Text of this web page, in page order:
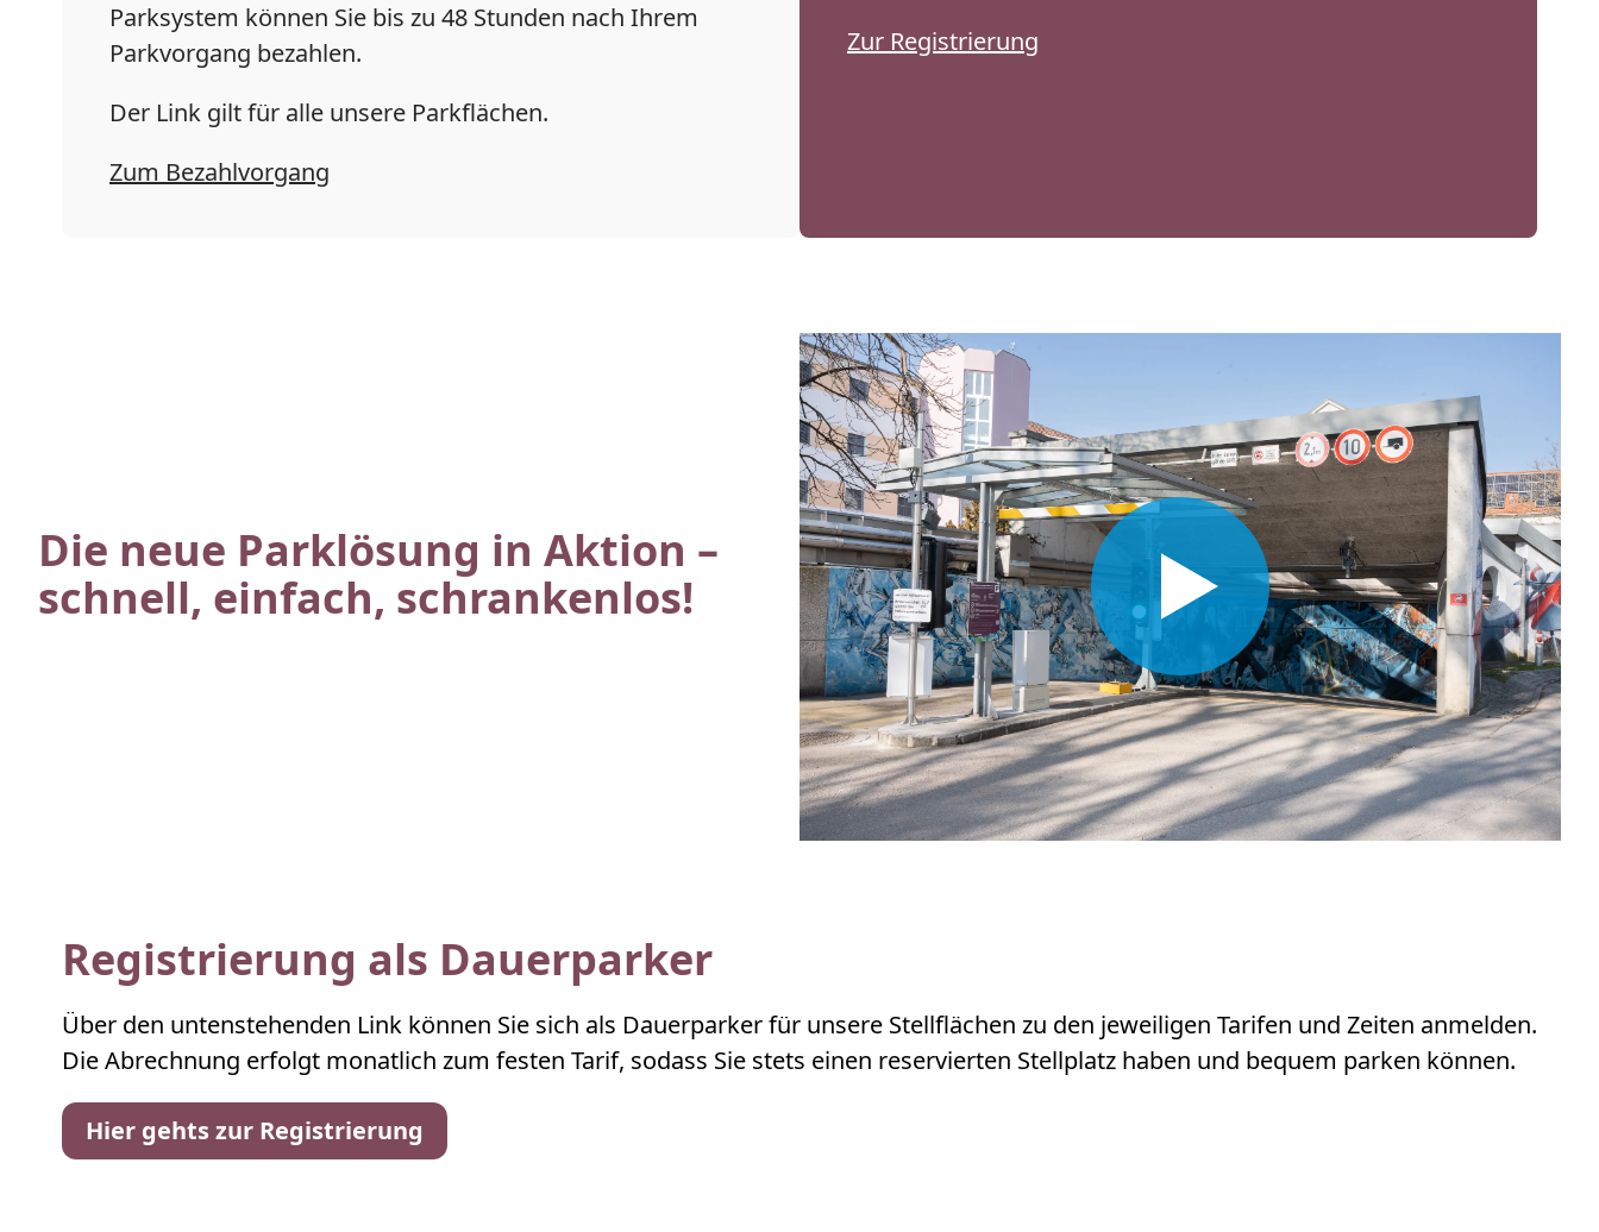
Parksystem können Sie bis zu 48 Stunden nach Ihrem
Parkvorgang bezahlen.
Der Link gilt für alle unsere Parkflächen.
Zum Bezahlvorgang
Zur Registrierung
Die neue Parklösung in Aktion –
schnell, einfach, schrankenlos!
Registrierung als Dauerparker
Über den untenstehenden Link können Sie sich als Dauerparker für unsere Stellflächen zu den jeweiligen Tarifen und Zeiten anmelden.
Die Abrechnung erfolgt monatlich zum festen Tarif, sodass Sie stets einen reservierten Stellplatz haben und bequem parken können.
Hier gehts zur Registrierung